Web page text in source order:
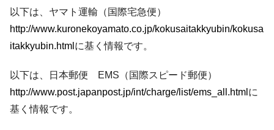
以下は、ヤマト運輸（国際宅急便）
http://www.kuronekoyamato.co.jp/kokusaitakkyubin/kokusa
itakkyubin.html に基く情報です。
以下は、日本郵便 EMS（国際スピード郵便）
http://www.post.japanpost.jp/int/charge/list/ems_all.html に
基く情報です。